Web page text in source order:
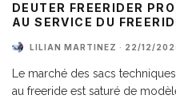
DEUTER FREERIDER
AU SERVICE DU
LILIAN MARTINEZ · 22/12/
Le marché des sacs
au freeride est saturé de